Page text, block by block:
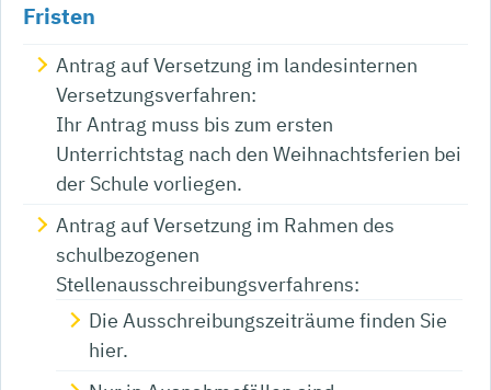
Fristen
Antrag auf Versetzung im landesinternen
Versetzungsverfahren:
Ihr Antrag muss bis zum ersten
Unterrichtstag nach den Weihnachtsferien bei
der Schule vorliegen.
Antrag auf Versetzung im Rahmen des
schulbezogenen
Stellenausschreibungsverfahrens:
Die Ausschreibungszeiträume finden Sie
hier.